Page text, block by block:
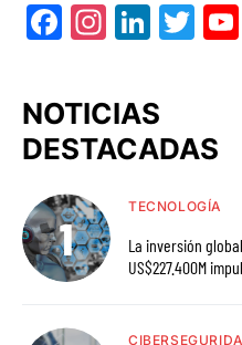
Facebook
Instagram
LinkedIn
NOTICIAS
DESTACADAS
TECNOLOGÍA
La inversión
US$227.400M